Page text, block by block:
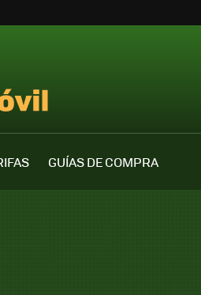
GUÍAS DE COMPRA